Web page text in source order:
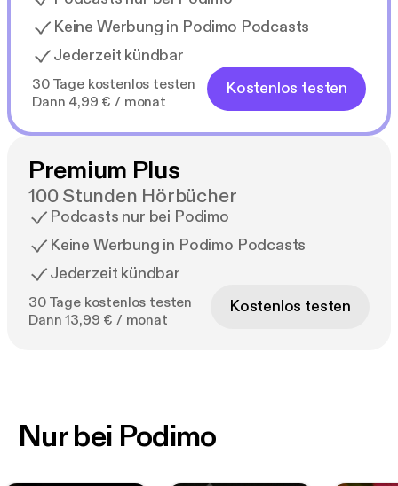
Keine Werbung in Podimo Podcasts
Jederzeit kündbar
30 Tage kostenlos testen
Dann 4,99 € / monat
Kostenlos testen
Premium Plus
100 Stunden Hörbücher
Podcasts nur bei Podimo
Keine Werbung in Podimo Podcasts
Jederzeit kündbar
30 Tage kostenlos testen
Dann 13,99 € / monat
Kostenlos testen
Nur bei Podimo